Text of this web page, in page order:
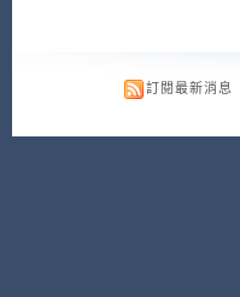
訂閱最新消息